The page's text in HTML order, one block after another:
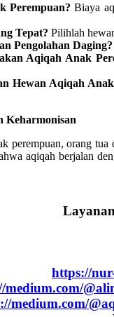
Perempuan? Biaya
Tepat? Pilihlah
Pengolahan Daging?
Aqiqah Anak
Hewan Aqiqah
Keharmonisan
perempuan, orang
aqiqah berjalan
https://
medium.com/
medium.com/